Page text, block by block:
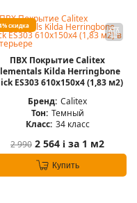
скидка
ПВХ Покрытие Calitex
Kilda Herringbone
ES303 610x150x4 (1,83 м2)
Бренд: Calitex
Тон: Темный
Класс: 34 класс
2 990 2 564 i за 1 м2
Купить